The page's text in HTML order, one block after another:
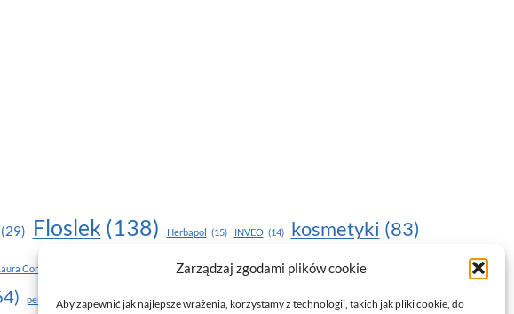
Zarządzaj zgodami plików cookie
Aby zapewnić jak najlepsze wrażenia, korzystamy z technologii, takich jak pliki cookie, do
(29) Floslek (138) Herbapol (15) INVEO (14) kosmetyki (83)
Conti moda(187) nawilżanie skóry (22)
perfumy pielegnacja skóry (24) pielęgnacja pielęgnacja dłoni (14)